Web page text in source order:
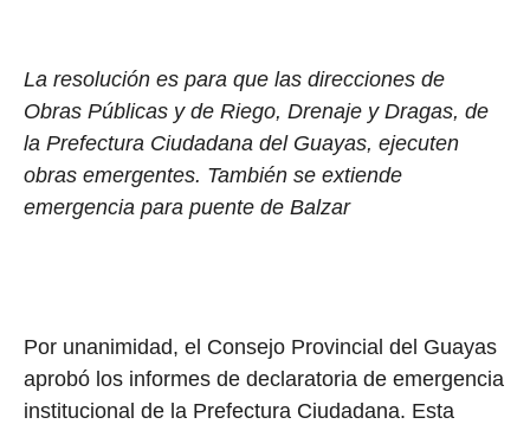
La resolución es para que las direcciones de
Obras Públicas y de Riego, Drenaje y Dragas, de
la Prefectura Ciudadana del Guayas, ejecuten
obras emergentes. También se extiende
emergencia para puente de Balzar
Por unanimidad, el Consejo Provincial del Guayas
aprobó los informes de declaratoria de emergencia
institucional de la Prefectura Ciudadana. Esta